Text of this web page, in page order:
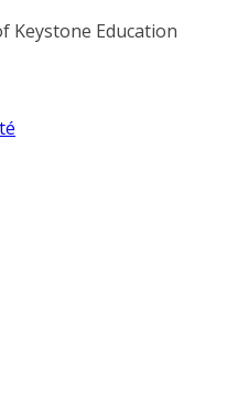
Keystone Education